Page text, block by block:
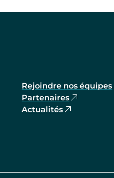
Rejoindre nos équipes
Partenaires
Actualités